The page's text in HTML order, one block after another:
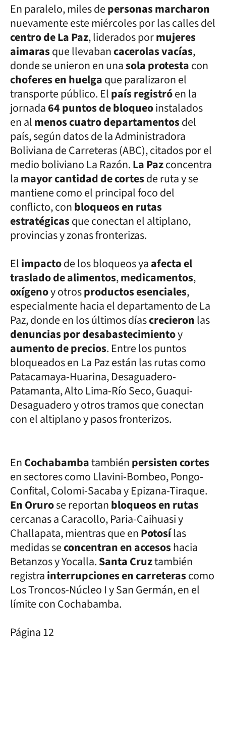
En paralelo, miles depersonas marcharon
nuevamente este miércoles por las calles del
centro de La Paz, liderados pormujeres
aimarasque llevabancacerolas vacías,
donde se unieron en unasola protestacon
choferes en huelgaque paralizaron el
transporte público. Elpaís registróen la
jornada64 puntos de bloqueoinstalados
en almenos cuatro departamentosdel
país, según datos de la Administradora
Boliviana de Carreteras (ABC), citados por el
medio boliviano La Razón.La Pazconcentra
lamayor cantidad de cortesde ruta y se
mantiene como el principal foco del
conflicto, conbloqueos en rutas
estratégicasque conectan el altiplano,
provincias y zonas fronterizas.
Elimpactode los bloqueos yaafecta el
traslado de alimentos,medicamentos,
oxígenoy otrosproductos esenciales,
especialmente hacia el departamento de La
Paz, donde en los últimos díascrecieronlas
denuncias por desabastecimientoy
aumento de precios. Entre los puntos
bloqueados en La Paz están las rutas como
Patacamaya-Huarina, Desaguadero-
Patamanta, Alto Lima-Río Seco, Guaqui-
Desaguadero y otros tramos que conectan
con el altiplano y pasos fronterizos.
EnCochabambatambiénpersisten cortes
en sectores como Llavini-Bombeo, Pongo-
Confital, Colomi-Sacaba y Epizana-Tiraque.
En Orurose reportanbloqueos en rutas
cercanas a Caracollo, Paria-Caihuasi y
Challapata, mientras que enPotosílas
medidas seconcentran en accesoshacia
Betanzos y Yocalla.Santa Cruztambién
registrainterrupciones en carreterascomo
Los Troncos-Núcleo I y San Germán, en el
límite con Cochabamba.
Página 12